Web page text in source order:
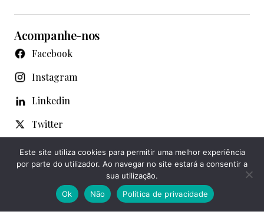
Acompanhe-nos
Facebook
Instagram
Linkedin
Twitter
WhatsApp
Youtube
Notícias de Famalicão © Copyright
Este site utiliza cookies para permitir uma melhor experiência
por parte do utilizador. Ao navegar no site estará a consentir a
sua utilização.
Ok
Não Política de privacidade